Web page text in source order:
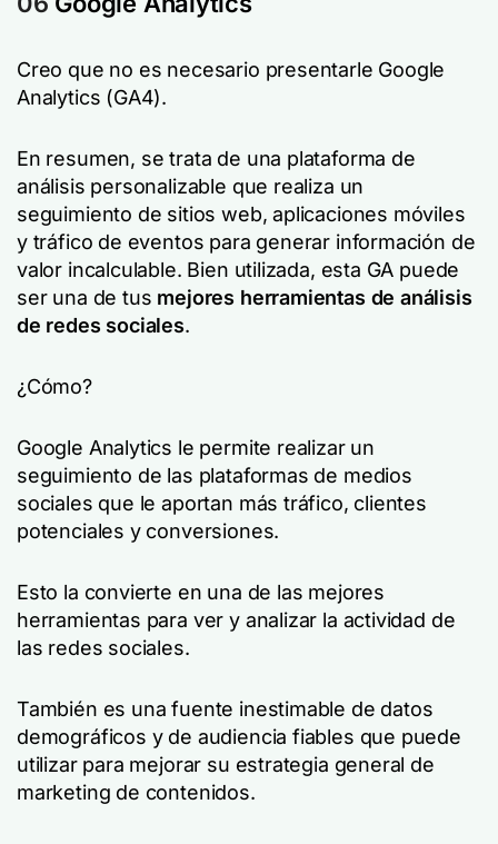
Creo que no es necesario presentarle Google
Analytics (GA4).
En resumen, se trata de una plataforma de
análisis personalizable que realiza un
seguimiento de sitios web, aplicaciones móviles
y tráfico de eventos para generar información de
valor incalculable. Bien utilizada, esta GA puede
ser una de tus mejores herramientas de análisis
de redes sociales.
¿Cómo?
Google Analytics le permite realizar un
seguimiento de las plataformas de medios
sociales que le aportan más tráfico, clientes
potenciales y conversiones.
Esto la convierte en una de las mejores
herramientas para ver y analizar la actividad de
las redes sociales.
También es una fuente inestimable de datos
demográficos y de audiencia fiables que puede
utilizar para mejorar su estrategia general de
marketing de contenidos.